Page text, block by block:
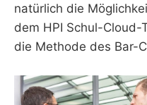
natürlich die
dem HPI Schul-Cloud-
die Methode des Bar-